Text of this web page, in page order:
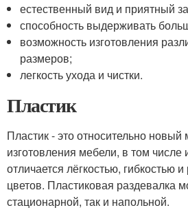
естественный вид и приятный
способность выдерживать
возможность изготовления
размеров;
легкость ухода и чистки.
Пластик
Пластик - это относительно новый
изготовления мебели, в том числе
отличается лёгкостью, гибкостью
цветов. Пластиковая раздевалка
стационарной, так и напольной.